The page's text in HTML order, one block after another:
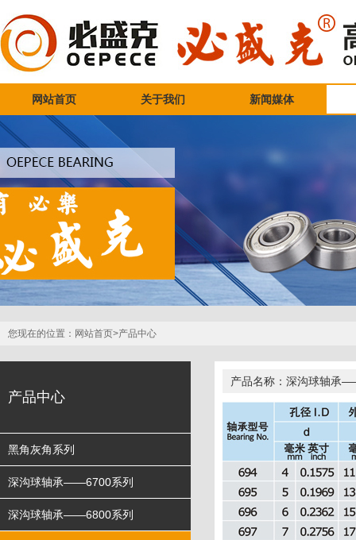
网站首页 关于我们 新闻媒体
您现在的位置： 网站首页>产品中心
产品中心
黑角灰角系列
深沟球轴承——6700系列
深沟球轴承——6800系列
产品名称：深沟球轴承